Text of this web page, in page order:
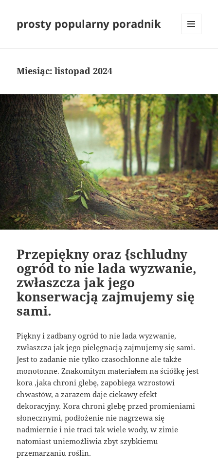
prosty popularny poradnik
Miesiąc:listopad 2024
Przepiękny oraz {schludny
ogród to nie lada wyzwanie,
zwłaszcza jak jego
konserwacją zajmujemy się
sami.
Piękny i zadbany ogród to nie lada wyzwanie,
zwłaszcza jak jego pielęgnacją zajmujemy się sami.
Jest to zadanie nie tylko czasochłonne ale także
monotonne. Znakomitym materiałem na ściółkę jest
kora ,jaka chroni glebę, zapobiega wzrostowi
chwastów, a zarazem daje ciekawy efekt
dekoracyjny. Kora chroni glebę przed promieniami
słonecznymi, podłożenie nie nagrzewa się
nadmiernie i nie traci tak wiele wody, w zimie
natomiast uniemożliwia zbyt szybkiemu
przemarzaniu roślin.